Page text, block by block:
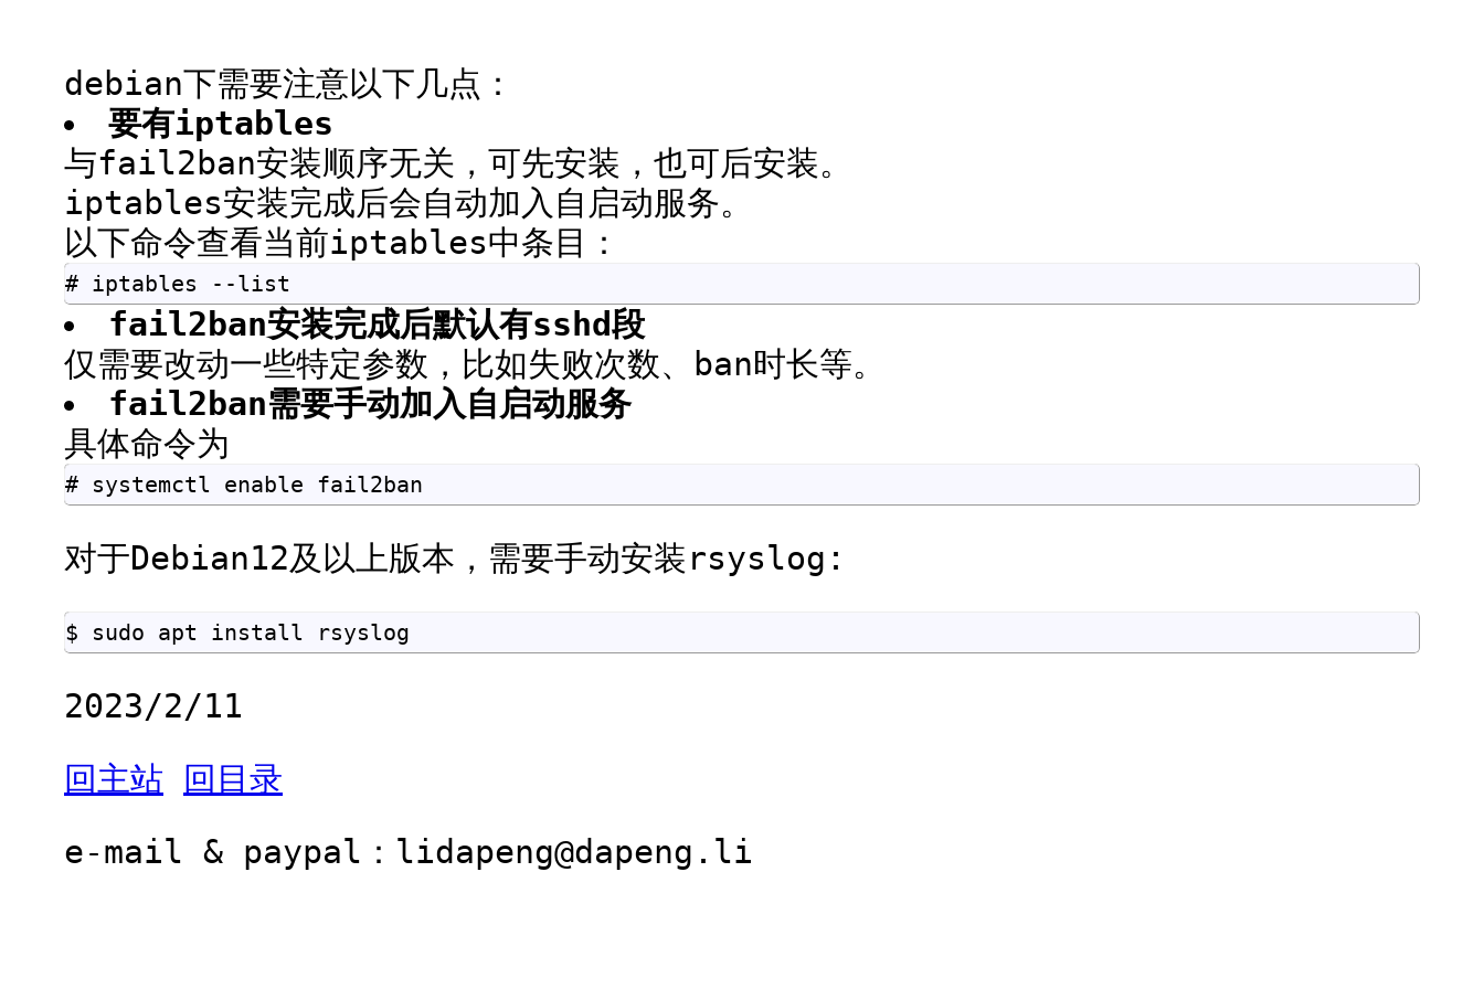
debian下需要注意以下几点：
要有iptables
与fail2ban安装顺序无关，可先安装，也可后安装。
iptables安装完成后会自动加入自启动服务。
以下命令查看当前iptables中条目：
# iptables --list
fail2ban安装完成后默认有sshd段
仅需要改动一些特定参数，比如失败次数、ban时长等。
fail2ban需要手动加入自启动服务
具体命令为
# systemctl enable fail2ban
对于Debian12及以上版本，需要手动安装rsyslog:
$ sudo apt install rsyslog
2023/2/11
回主站
回目录
e-mail & paypal： il.gnepad@gnepadil